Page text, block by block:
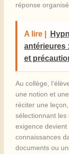
réponse
A lire |
antérieures
et
Au collège,
une notion et
réciter une
sélectionnant les
exigence devient
connaissances
documents ou